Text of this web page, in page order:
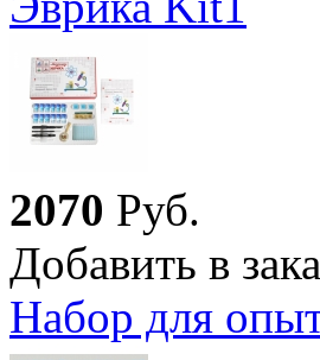
2070 Руб.
Добавить в
Набор для